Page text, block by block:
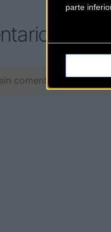
parte
de la
comentarios. ¡Ya